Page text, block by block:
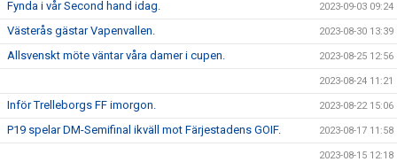
Fynda i vår Second hand idag. 2023-09-03 09:24
Västerås gästar Vapenvallen. 2023-08-30 13:39
Allsvenskt möte väntar våra damer i cupen. 2023-08-25 12:56
2023-08-24 11:21
Inför Trelleborgs FF imorgon. 2023-08-22 15:06
P19 spelar DM-Semifinal ikväll mot Färjestadens GOIF. 2023-08-17 11:58
2023-08-15 12:18